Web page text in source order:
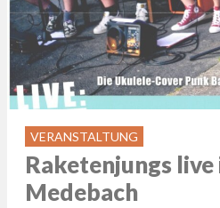
VERANSTALTUNG
Raketenjungs
Medebach